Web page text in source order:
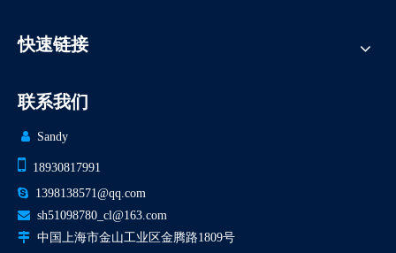
快速链接
联系我们
 Sandy
18930817991
 1398138571@qq.com
 sh51098780_cl@163.com
 中国上海市金山工业区金腾路1809号